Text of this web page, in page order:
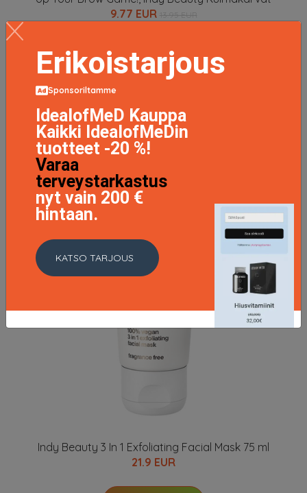
9.77 EUR
LISÄTIETOJA
Indy Beauty 3 In 1 Exfoliating Facial Mask 75 ml
21.9 EUR
Erikoistarjous
Sponsoriltamme
IdealofMeD Kauppa
Kaikki IdealofMeDin
tuotteet -20 %!
Varaa
terveystarkastus
nyt vain 200 €
hintaan.
KATSO TARJOUS